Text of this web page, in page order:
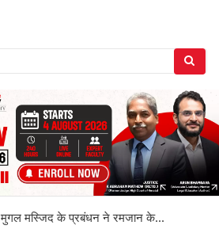
मुगल मस्जिद के प्रबंधन ने रमजान के...